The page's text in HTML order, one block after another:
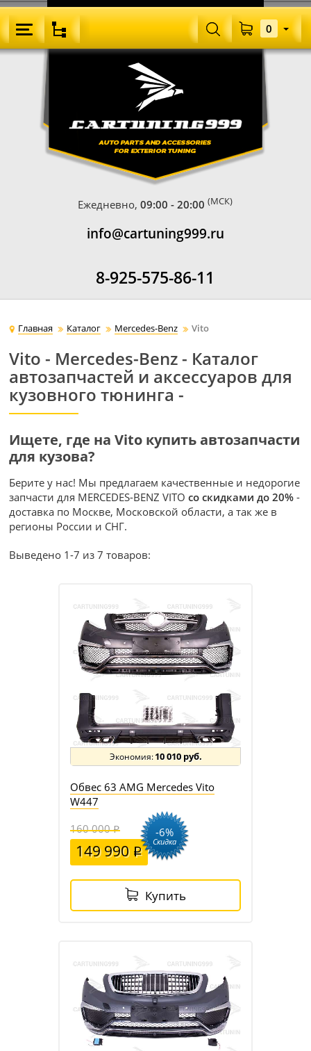
Ежедневно,09:00 - 20:00 (МСК)
info@cartuning999.ru
8-925-575-86-11
0
Главная Каталог Mercedes-Benz Vito
Vito - Mercedes-Benz - Каталог
автозапчастей и аксессуаров для
кузовного тюнинга -
Ищете, где на Vito купить автозапчасти
для кузова?
Берите у нас! Мы предлагаем качественные и недорогие
запчасти для MERCEDES-BENZ VITOсо скидками до 20% -
доставка по Москве, Московской области, а так же в
регионы России и СНГ.
Выведено 1-7 из 7 товаров:
10 010 руб.
Обвес 63 AMG Mercedes Vito
W447
160 000
149 990
-6%
Скидка
Купить